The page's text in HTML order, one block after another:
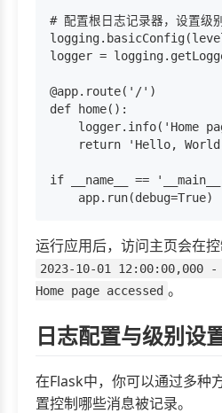
# 配置根日志记录器，设置级
logger =
@app.route('/')
def home():
logger.info('Home
return 'Hello,
if __name__ ==
运行应用后，访问主页会在控
2023-10-01 12:00:00,000 -
Home page accessed 。
日志配置与级别设
在Flask中，你可以通过多种
置控制哪些消息被记录。